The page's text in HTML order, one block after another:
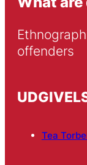
offenders
Tea